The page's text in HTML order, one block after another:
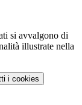
si avvalgono di
illustrate nella
i cookies